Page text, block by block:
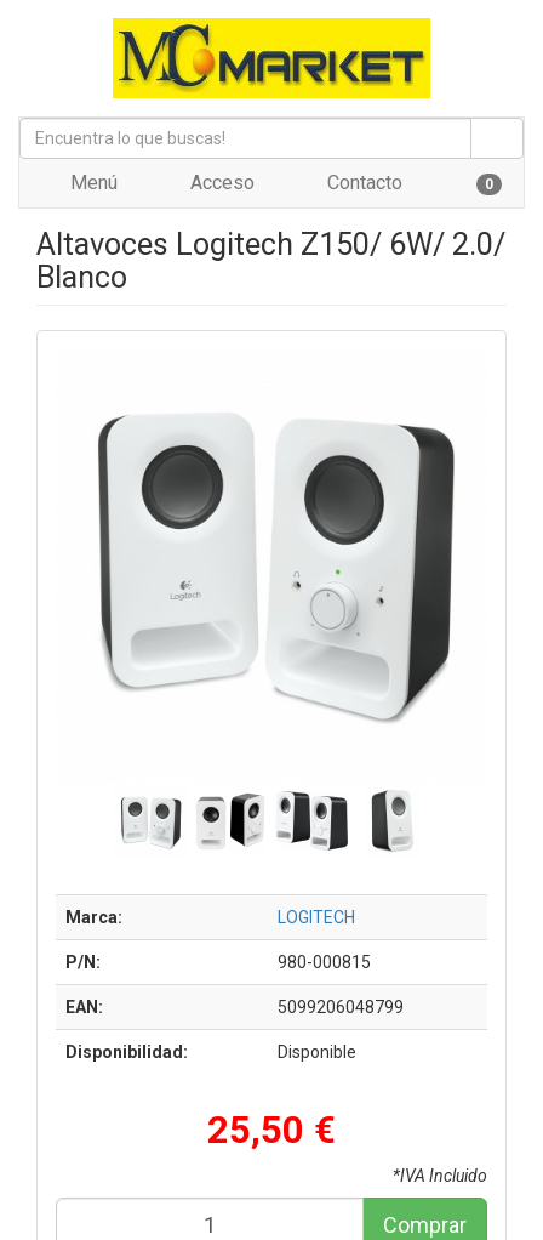
Menú Acceso Contacto 0
Altavoces Logitech Z150/ 6W/ 2.0/
Blanco
Marca: LOGITECH
P/N: 980-000815
EAN: 5099206048799
Disponibilidad: Disponible
25,50 €
*IVA Incluido
Comprar